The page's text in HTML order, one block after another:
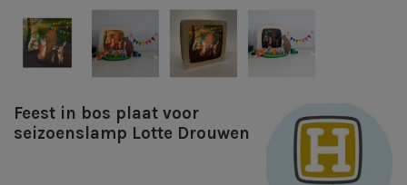
Feest in bos plaat voor
seizoenslamp Lotte Drouwen